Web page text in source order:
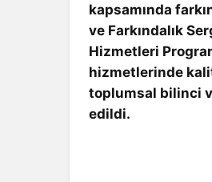
kapsamında
ve Farkındalık
Hizmetleri
hizmetlerinde
toplumsal bilinci
edildi.